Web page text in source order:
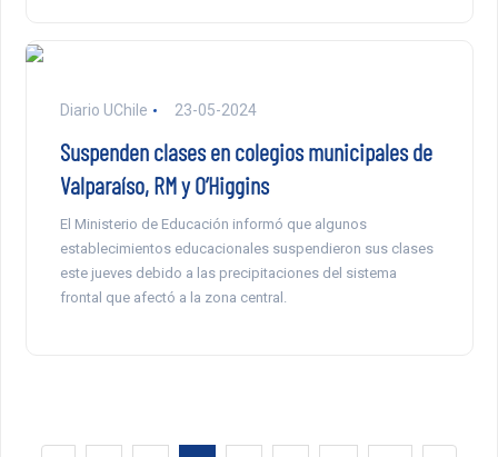
Diario UChile 23-05-2024
Suspenden clases en colegios municipales de
Valparaíso, RM y O’Higgins
El Ministerio de Educación informó que algunos
establecimientos educacionales suspendieron sus clases
este jueves debido a las precipitaciones del sistema
frontal que afectó a la zona central.